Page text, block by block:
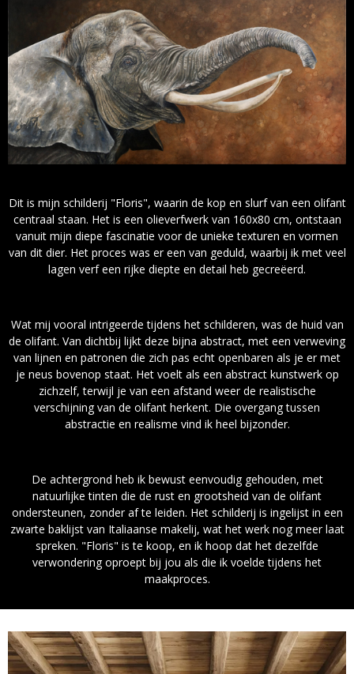
Dit is mijn schilderij "Floris", waarin de kop en slurf van een olifant
centraal staan. Het is een olieverfwerk van 160x80 cm, ontstaan
vanuit mijn diepe fascinatie voor de unieke texturen en vormen
van dit dier. Het proces was er een van geduld, waarbij ik met veel
lagen verf een rijke diepte en detail heb gecreëerd.
Wat mij vooral intrigeerde tijdens het schilderen, was de huid van
de olifant. Van dichtbij lijkt deze bijna abstract, met een verweving
van lijnen en patronen die zich pas echt openbaren als je er met
je neus bovenop staat. Het voelt als een abstract kunstwerk op
zichzelf, terwijl je van een afstand weer de realistische
verschijning van de olifant herkent. Die overgang tussen
abstractie en realisme vind ik heel bijzonder.
De achtergrond heb ik bewust eenvoudig gehouden, met
natuurlijke tinten die de rust en grootsheid van de olifant
ondersteunen, zonder af te leiden. Het schilderij is ingelijst in een
zwarte baklijst van Italiaanse makelij, wat het werk nog meer laat
spreken. "Floris" is te koop, en ik hoop dat het dezelfde
verwondering oproept bij jou als die ik voelde tijdens het
maakproces.